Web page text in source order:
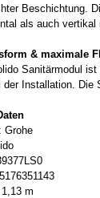
Beschichtung.
als auch vertikal
& maximale
Sanitärmodul
Installation. Die
Grohe
m